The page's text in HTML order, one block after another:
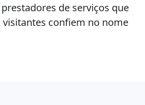
de serviços que
visitantes confiem no nome